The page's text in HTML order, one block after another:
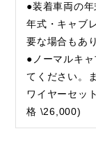
●装着車両の
年式・キャブ
要な場合もあ
●ノーマルキ
てください。
ワイヤーセッ
格 \26,000)